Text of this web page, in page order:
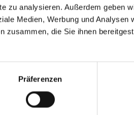
zu analysieren. Außerdem geben
Medien, Werbung und
zusammen, die Sie ihnen
Präferenzen